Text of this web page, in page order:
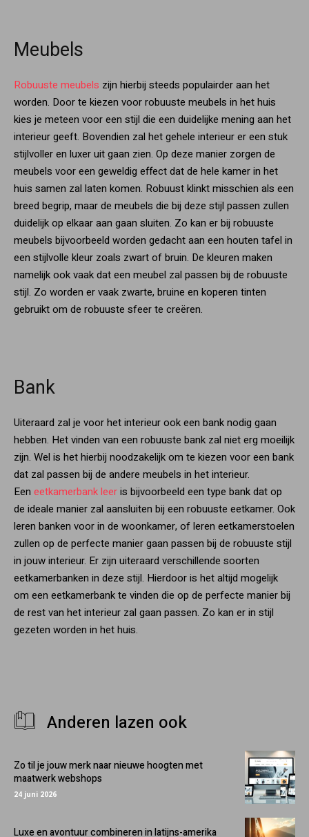
Meubels
Robuuste meubels zijn hierbij steeds populairder aan het
worden. Door te kiezen voor robuuste meubels in het huis
kies je meteen voor een stijl die een duidelijke mening aan het
interieur geeft. Bovendien zal het gehele interieur er een stuk
stijlvoller en luxer uit gaan zien. Op deze manier zorgen de
meubels voor een geweldig effect dat de hele kamer in het
huis samen zal laten komen. Robuust klinkt misschien als een
breed begrip, maar de meubels die bij deze stijl passen zullen
duidelijk op elkaar aan gaan sluiten. Zo kan er bij robuuste
meubels bijvoorbeeld worden gedacht aan een houten tafel in
een stijlvolle kleur zoals zwart of bruin. De kleuren maken
namelijk ook vaak dat een meubel zal passen bij de robuuste
stijl. Zo worden er vaak zwarte, bruine en koperen tinten
gebruikt om de robuuste sfeer te creëren.
Bank
Uiteraard zal je voor het interieur ook een bank nodig gaan
hebben. Het vinden van een robuuste bank zal niet erg moeilijk
zijn. Wel is het hierbij noodzakelijk om te kiezen voor een bank
dat zal passen bij de andere meubels in het interieur.
Een eetkamerbank leeris bijvoorbeeld een type bank dat op
de ideale manier zal aansluiten bij een robuuste eetkamer. Ook
leren banken voor in de woonkamer, of leren eetkamerstoelen
zullen op de perfecte manier gaan passen bij de robuuste stijl
in jouw interieur. Er zijn uiteraard verschillende soorten
eetkamerbanken in deze stijl. Hierdoor is het altijd mogelijk
om een eetkamerbank te vinden die op de perfecte manier bij
de rest van het interieur zal gaan passen. Zo kan er in stijl
gezeten worden in het huis.
Anderen lazen ook
Zo til je jouw merk naar nieuwe hoogten met
maatwerk webshops
24 juni 2026
Luxe en avontuur combineren in latijns-amerika